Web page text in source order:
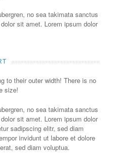
no sea takimata sanctus
sit amet. Lorem ipsum dolor
to their outer width! There is no
size!
no sea takimata sanctus
sit amet. Lorem ipsum dolor
sadipscing elitr, sed diam
invidunt ut labore et dolore
sed diam voluptua.